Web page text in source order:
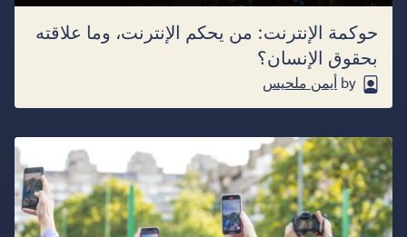
حوكمة الإنترنت: من يحكم الإنترنت، وما علاقته
بحقوق الإنسان؟
by أيمن ملحيس